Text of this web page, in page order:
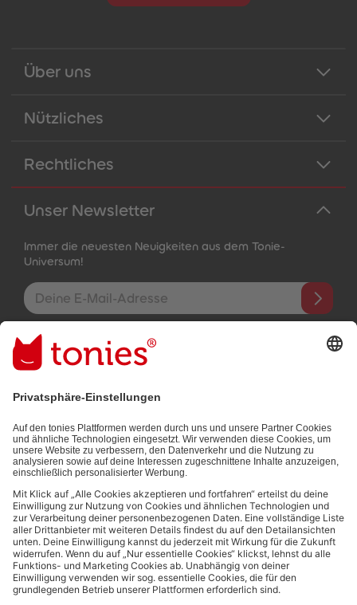
Über uns
Nützliches
Rechtliches
Unser Newsletter
Immer die neuesten Neuigkeiten aus dem Tonie-
Universum!
E-Mail-Addresse
Mit dem Absenden abonnierst du unseren E-Mail-Newsletter, der
auf den von dir bereitgestellten Informationen (z.B. Account-
informationen) und den von dir zu Werbezwecken bereitgestellten
Datenschutzbestimmungen.
Bezahlmethoden:
Links zu sozialen Netzwerken